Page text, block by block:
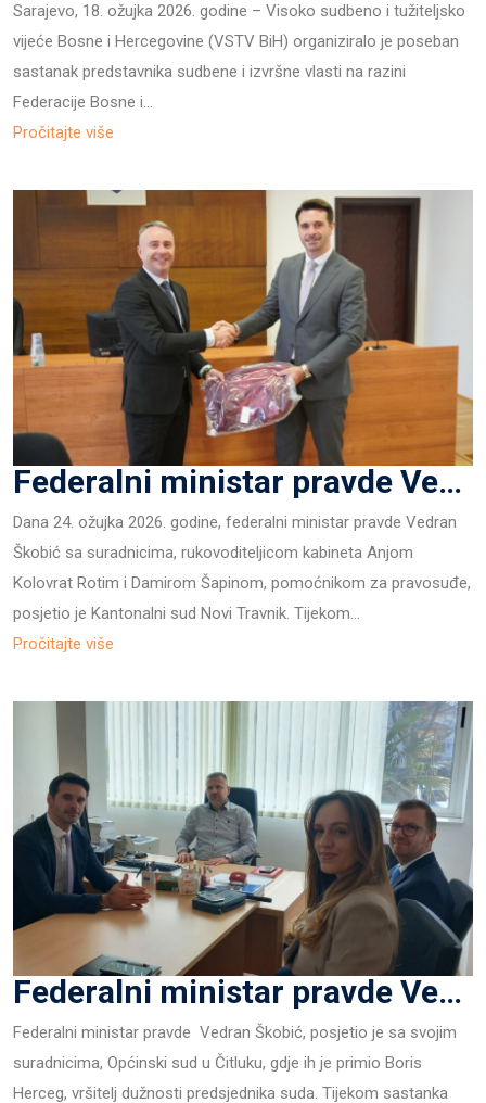
Sarajevo, 18. ožujka 2026. godine – Visoko sudbeno i tužiteljsko
vijeće Bosne i Hercegovine (VSTV BiH) organiziralo je poseban
sastanak predstavnika sudbene i izvršne vlasti na razini
Federacije Bosne i…
Pročitajte više
Federalni ministar pravde Vedran Škobić sa suradnicima, posjetio je Kantonalni sud Novi Travnik
Dana 24. ožujka 2026. godine, federalni ministar pravde Vedran
Škobić sa suradnicima, rukovoditeljicom kabineta Anjom
Kolovrat Rotim i Damirom Šapinom, pomoćnikom za pravosuđe,
posjetio je Kantonalni sud Novi Travnik. Tijekom…
Pročitajte više
Federalni ministar pravde Vedran Škobić u posjeti Općinskom sudu u Čitluku
Federalni ministar pravde Vedran Škobić, posjetio je sa svojim
suradnicima, Općinski sud u Čitluku, gdje ih je primio Boris
Herceg, vršitelj dužnosti predsjednika suda. Tijekom sastanka